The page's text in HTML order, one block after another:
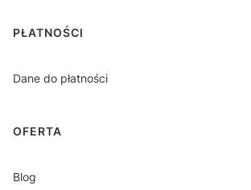
PŁATNOŚCI
Dane do płatności
OFERTA
Blog